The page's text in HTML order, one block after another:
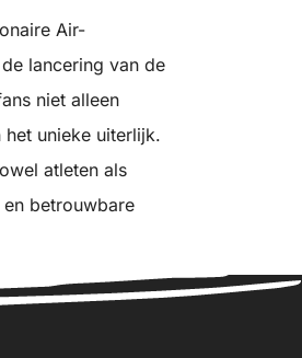
Air-
lancering van de
niet alleen
unieke uiterlijk.
atleten als
betrouwbare